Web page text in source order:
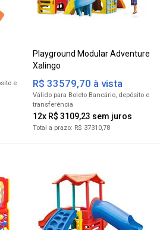
Playground Modular Adventure
Xalingo
R$ 37310,78
12x R$ 3109,23
R$ 33579,70 à vista
para Boleto Bancário